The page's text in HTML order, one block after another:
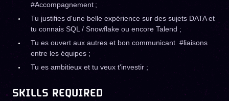
#Accompagnement ;
Tu justifies d'une belle expérience sur des sujets DATA et
tu connais SQL / Snowflake ou encore Talend ;
Tu es ouvert aux autres et bon communicant #liaisons
entre les équipes ;
Tu es ambitieux et tu veux t'investir ;
SKILLS REQUIRED